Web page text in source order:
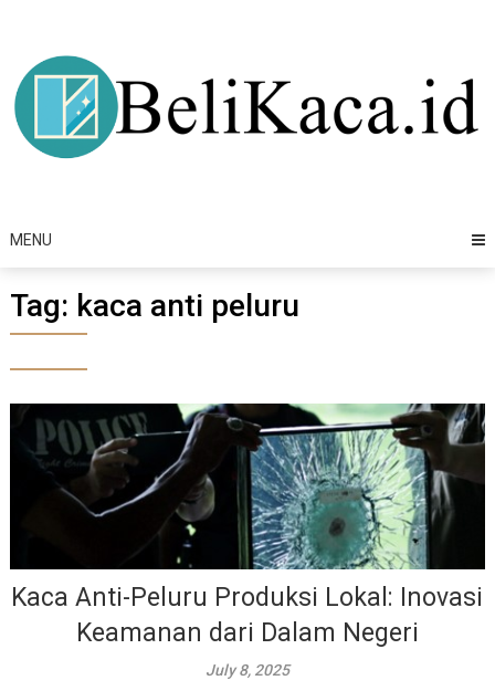
content
MENU
Tag: kaca anti peluru
Kaca Anti-Peluru Produksi Lokal: Inovasi
Keamanan dari Dalam Negeri
July 8, 2025